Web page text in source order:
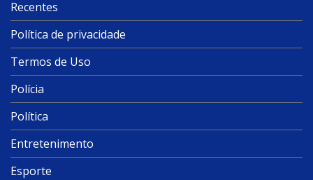
Recentes
Política de privacidade
Termos de Uso
Polícia
Política
Entretenimento
Esporte